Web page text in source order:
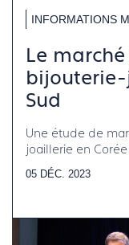
INFORMATIONS
Le
bijouterie-
Sud
Une étude de
joaillerie en
05 DÉC. 2023